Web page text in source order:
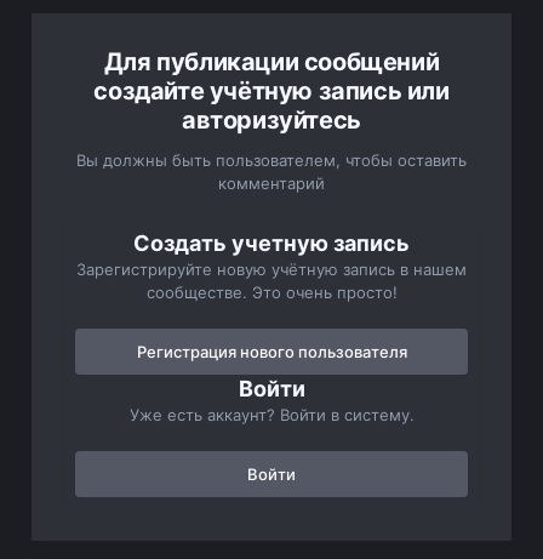
Для публикации сообщений
создайте учётную запись или
авторизуйтесь
Вы должны быть пользователем, чтобы оставить
комментарий
Создать учетную запись
Зарегистрируйте новую учётную запись в нашем
сообществе. Это очень просто!
Регистрация нового пользователя
Войти
Уже есть аккаунт? Войти в систему.
Войти